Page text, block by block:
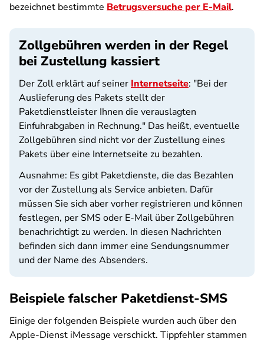
bezeichnet bestimmte Betrugsversuche per E-Mail.
Zollgebühren werden in der Regel
bei Zustellung kassiert
Der Zoll erklärt auf seiner Internetseite: "Bei der
Auslieferung des Pakets stellt der
Paketdienstleister Ihnen die verauslagten
Einfuhrabgaben in Rechnung." Das heißt, eventuelle
Zollgebühren sind nicht vor der Zustellung eines
Pakets über eine Internetseite zu bezahlen.
Ausnahme: Es gibt Paketdienste, die das Bezahlen
vor der Zustellung als Service anbieten. Dafür
müssen Sie sich aber vorher registrieren und können
festlegen, per SMS oder E-Mail über Zollgebühren
benachrichtigt zu werden. In diesen Nachrichten
befinden sich dann immer eine Sendungsnummer
und der Name des Absenders.
Beispiele falscher Paketdienst-SMS
Einige der folgenden Beispiele wurden auch über den
Apple-Dienst iMessage verschickt. Tippfehler stammen